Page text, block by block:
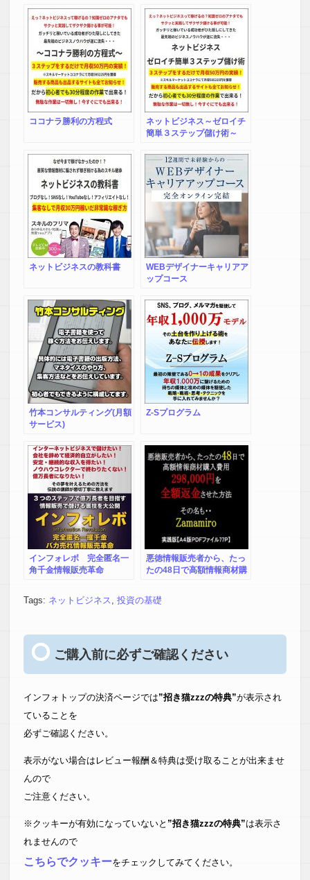
ココナラ勝利の方程式
ネットビジネス～ゼロイチ
簡単３ステップ儲け術～
ネットビジネスの教科書
WEBデザイナーキャリアア
ップコース
竹本コンサルティング(月額
サービス)
Z-Sプログラム
インフォレボ 完全匿名一
角千金情報販売革命
悪徳情報販売者から、たっ
たの48日で高額情報商材購
金させた方法 マニュアル
名「Zamamiro」
Tags: ネットビジネス, 投資の基礎
ご購入前に必ずご確認ください
インフォトップの決済ページでは”招き猫zzzの特典”が表示され
ていることを
必ずご確認ください。
表示がない場合はレビュー報酬＆特典は受け取ることが出来ませ
んので
ご注意ください。
※クッキーが有効になっていないと ”招き猫zzzの特典”は表示さ
れませんので
こちらでクッキーをチェックしてみてください。